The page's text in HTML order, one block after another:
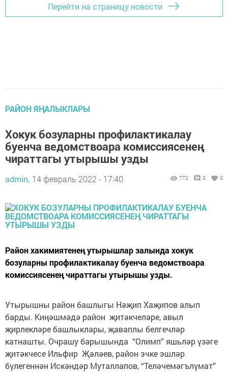
Перейти на страницу новости
РАЙОН ЯҢАЛЫКЛАРЫ
Хокук бозуларны профилактикалау
буенча ведомствоара комиссиясенең
чираттагы утырышы узды
admin, 14 февраль 2022 - 17:40 772 0 0
Район хакимиятенең утырышлар залында хокук
бозуларны профилактикалау буенча ведомствоара
комиссиясенең чираттагы утырышы узды.
Утырышны район башлыгы Нәҗип Хаҗипов алып
барды. Киңәшмәдә район җитәкчеләре, авыл
җирлекләре башлыклары, җаваплы белгечләр
катнашты. Очрашу барышында “Олимп” яшьләр үзәге
җитәкчесе Ильфир Җәләев, район эчке эшләр
бүлегеннән Искәндәр Муталлапов, “Теләчемәгълүмат”